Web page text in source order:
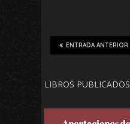
ENTRADA ANTERIOR
LIBROS PUBLICADOS